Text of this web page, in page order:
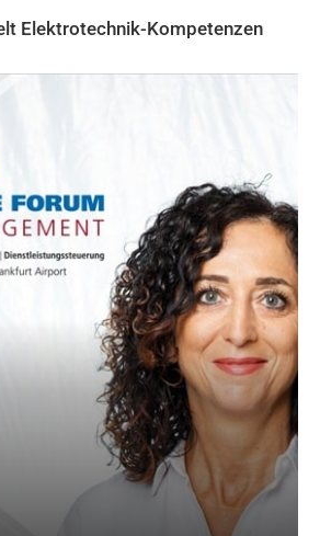
Elektrotechnik-Kompetenzen